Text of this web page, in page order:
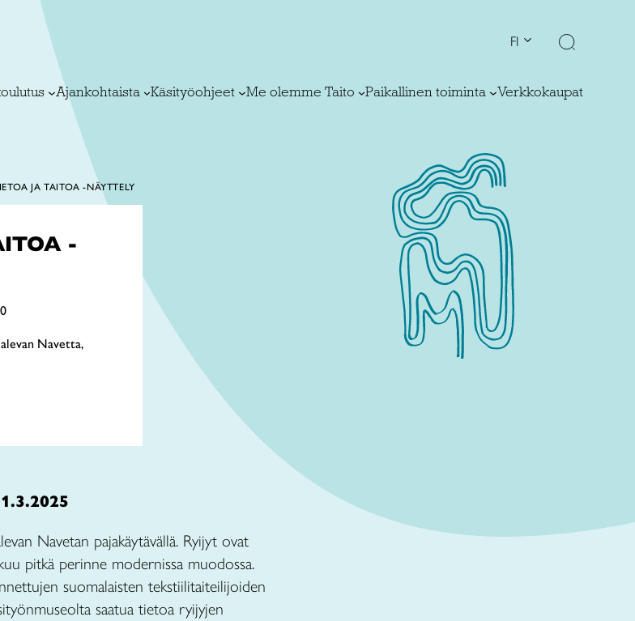
FI
Ajankohtaista Käsityöohjeet Me olemme Taito Paikallinen toiminta Verkkokaupat
JA TAITOA -NÄYTTELY
-
Navetta,
Navetan pajakäytävällä. Ryijyt ovat
pitkä perinne modernissa muodossa.
suomalaisten tekstiilitaiteilijoiden
saatua tietoa ryijyjen